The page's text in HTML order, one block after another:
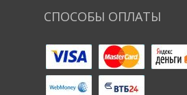
СПОСОБЫ ОПЛАТЫ